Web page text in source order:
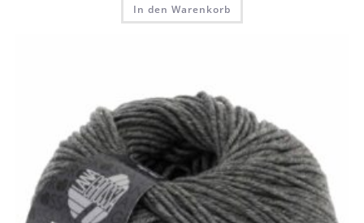
In den Warenkorb